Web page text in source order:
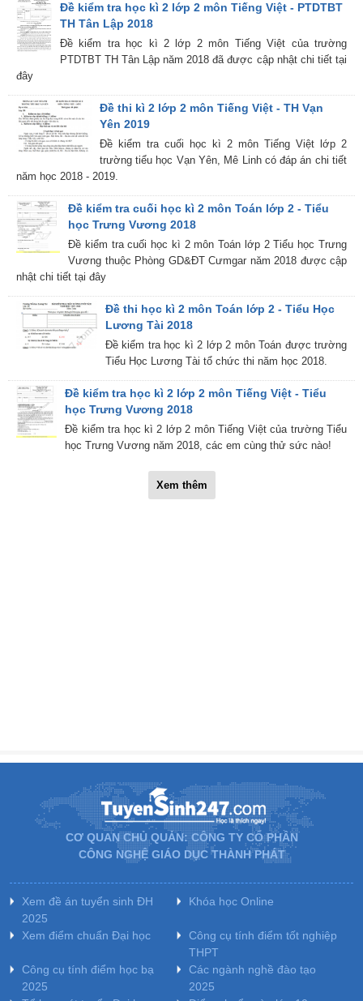
Đề kiểm tra học kì 2 lớp 2 môn Tiếng Việt - PTDTBT
TH Tân Lập 2018
Đề kiểm tra học kì 2 lớp 2 môn Tiếng Việt của trường
PTDTBT TH Tân Lập năm 2018 đã được cập nhật chi tiết tại
đây
Đề thi kì 2 lớp 2 môn Tiếng Việt - TH Vạn
Yên 2019
Đề kiểm tra cuối học kì 2 môn Tiếng Việt lớp 2
trường tiểu học Vạn Yên, Mê Linh có đáp án chi tiết
năm học 2018 - 2019.
Đề kiểm tra cuối học kì 2 môn Toán lớp 2 - Tiểu
học Trưng Vương 2018
Đề kiểm tra cuối học kì 2 môn Toán lớp 2 Tiểu học Trưng
Vương thuộc Phòng GD&ĐT Cưmgar năm 2018 được cập
nhật chi tiết tại đây
Đề thi học kì 2 môn Toán lớp 2 - Tiểu Học
Lương Tài 2018
Đề kiểm tra học kì 2 lớp 2 môn Toán được trường
Tiểu Học Lương Tài tổ chức thi năm học 2018.
Đề kiểm tra học kì 2 lớp 2 môn Tiếng Việt - Tiểu
học Trưng Vương 2018
Đề kiểm tra học kì 2 lớp 2 môn Tiếng Việt của trường Tiểu
học Trưng Vương năm 2018, các em cùng thử sức nào!
Xem thêm
CƠ QUAN CHỦ QUẢN: CÔNG TY CỔ PHẦN
CÔNG NGHỆ GIÁO DỤC THÀNH PHÁT
Xem đề án tuyển sinh ĐH
2025
Khóa học Online
Xem điểm chuẩn Đại học
Công cụ tính điểm tốt nghiệp
THPT
Công cụ tính điểm học bạ
2025
Các ngành nghề đào tạo
2025